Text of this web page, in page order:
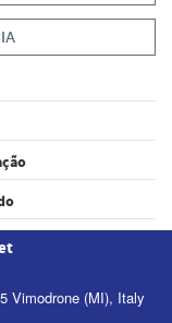
Vimodrone (MI), Italy